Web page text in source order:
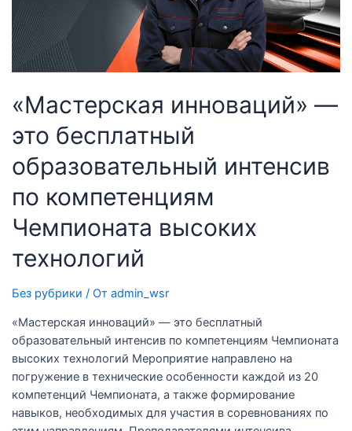
«Мастерская инноваций» —
это бесплатный
образовательный интенсив
по компетенциям
Чемпионата высоких
технологий
Без рубрики / От admin_wsr
«Мастерская инноваций» — это бесплатный
образовательный интенсив по компетенциям Чемпионата
высоких технологий Мероприятие направлено на
погружение в технические особенности каждой из 20
компетенций Чемпионата, а также формирование
навыков, необходимых для участия в соревнованиях по